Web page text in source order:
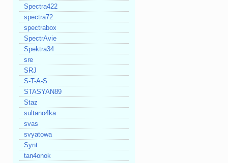
Spectra422
spectra72
spectrabox
SpectrAvie
Spektra34
sre
SRJ
S-T-A-S
STASYAN89
Staz
sultano4ka
svas
svyatowa
Synt
tan4onok